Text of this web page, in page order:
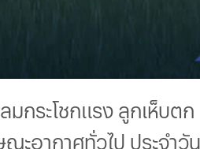
กระโชกแรง ลูกเห็บต
อากาศทั่วไป ประจำ